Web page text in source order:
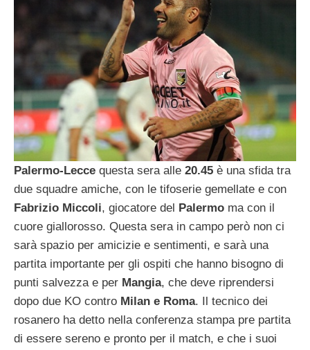
Palermo-Lecce questa sera alle 20.45 è una sfida tra
due squadre amiche, con le tifoserie gemellate e con
Fabrizio Miccoli, giocatore del Palermo ma con il
cuore giallorosso. Questa sera in campo però non ci
sarà spazio per amicizie e sentimenti, e sarà una
partita importante per gli ospiti che hanno bisogno di
punti salvezza e per Mangia, che deve riprendersi
dopo due KO contro Milan e Roma. Il tecnico dei
rosanero ha detto nella conferenza stampa pre partita
di essere sereno e pronto per il match, e che i suoi